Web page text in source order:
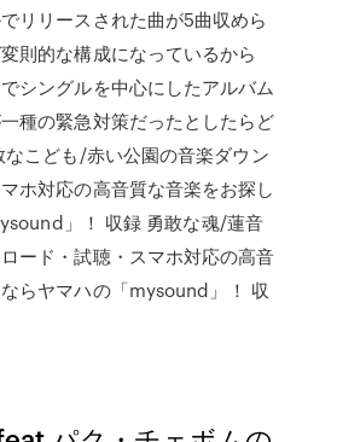
リリースされた曲が5曲収めら
則的な構成になっているから
シングルを中心にしたアルバム
種の緊急対策だったとしたらど
なこども/赤い公園の音楽ダウン
ホ対応の高音質な音楽をお探し
」！ 収録 勇敢な魂/蓮音
ード・試聴・スマホ対応の高音
らヤマハの「mysound」！ 収